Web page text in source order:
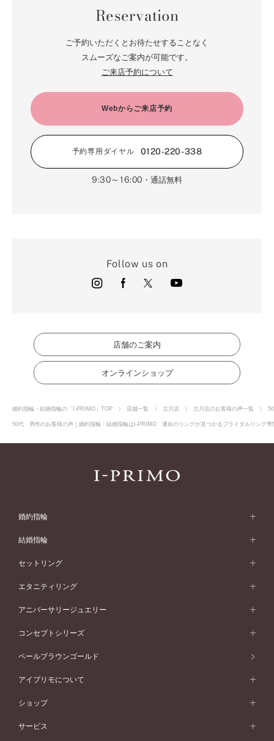
Reservation
ご予約いただくとお待たせすることなく
スムーズなご案内が可能です。
ご来店予約について
Webからご来店予約
予約専用ダイヤル 0120-220-338
9:30～16:00 ・通話無料
Follow us on
店舗のご案内
オンラインショップ
婚約指輪・結婚指輪の「I-PRIMO」TOP 店舗一覧 立川店 立川店のお客様の声一覧
50代 男性のお客様の声｜婚約指輪・結婚指輪はI-PRIMO 運命のリングが見つかるブライダルリング専
婚約指輪
婚約指輪 (エンゲージリング)
婚約指輪一覧
ピンクゴールド
ペールブラウンゴールド
ウェーブライン
V字ライン
ワンサイドメレ
ダブルサイドメレ
シンプル
フェミニン
モード
50万円台～
40万円台～
30万円台～
婚約指輪 人気ランキング
婚約ネックレス
結婚指輪
結婚指輪 (マリッジリング)
結婚指輪一覧
ピンクゴールド
ペールブラウンゴールド
ウェーブライン
V字ライン
ワンメレ
セベラルメレ
シンプル
フェミニン
モード
50万円～
40万円～50万円
セットリング
セットリング
セットリング一覧
ピンクゴールド
ペールブラウンゴールド
エタニティリング
エタニティリング
エタニティリング一覧
ピンクゴールド
ペールブラウンゴールド
アニバーサリージュエリー
アニバーサリージュエリー
アニバーサリージュエリー一覧
ファッションリング
ブレスレット
コンセプトシリーズ
コンセプトシリーズ
オリジンビリーフ
エトワル
ペールブラウンゴールド
アイプリモについて
アイプリモについて
パーソナルハンド診断
ショップ
店舗一覧
サービス